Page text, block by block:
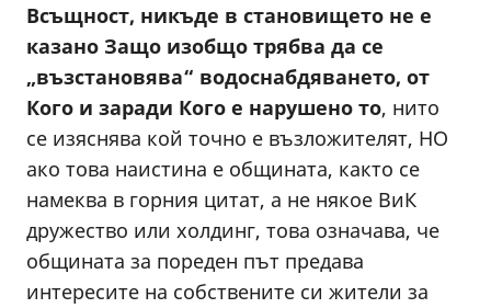
Всъщност, никъде в становището не е
казано Защо изобщо трябва да се
„възстановява“ водоснабдяването, от
Кого и заради Кого е нарушено то, нито
се изяснява кой точно е възложителят, НО
ако това наистина е общината, както се
намеква в горния цитат, а не някое ВиК
дружество или холдинг, това означава, че
общината за пореден път предава
интересите на собствените си жители за